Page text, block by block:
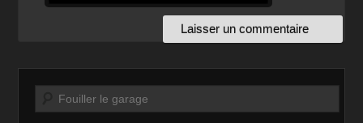
Recherche